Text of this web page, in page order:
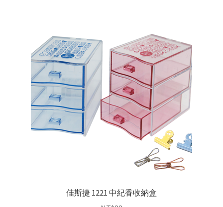
佳斯捷 1221 中紀香收納盒